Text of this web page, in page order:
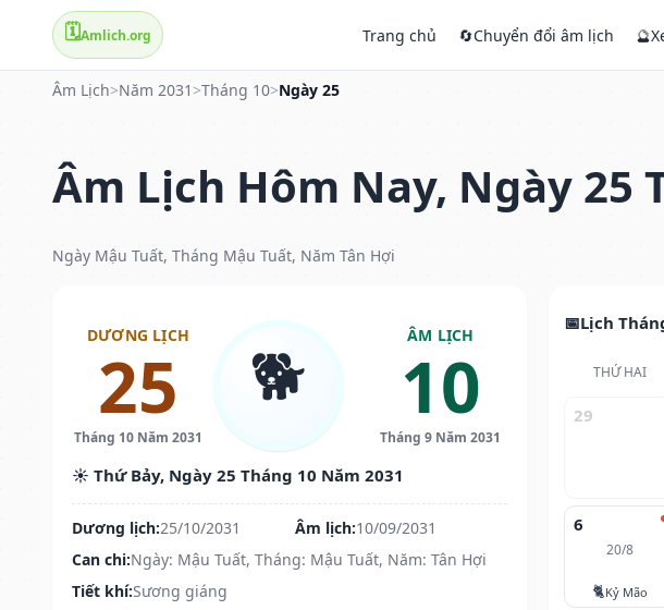
🗓️Amlich.org Trang chủ 🔄Chuyển đổi âm lịch 🔮
Âm Lịch>Năm 2031 >Tháng 10>Ngày 25
Âm Lịch Hôm Nay, Ngày 25
Ngày Mậu Tuất, Tháng Mậu Tuất, Năm Tân Hợi
DƯƠNG LỊCH
25
Tháng 10 Năm 2031
🐕 ÂM LỊCH
10
Tháng 9 Năm 2031
☀️ Thứ Bảy, Ngày 25 Tháng 10 Năm 2031
Dương lịch:25/10/2031 Âm lịch:10/09/2031
Can chi:Ngày: Mậu Tuất, Tháng: Mậu Tuất, Năm: Tân Hợi
Tiết khí:Sương giáng
Lịch
THỨ HAI
29
6
20/8
🐈Kỷ Mão